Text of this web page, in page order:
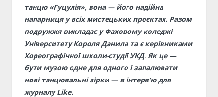
танцю «Гуцулія», вона — його надійна
напарниця у всіх мистецьких проєктах. Разом
подружжя викладає у Фаховому коледжі
Університету Короля Данила та є керівниками
Хореографічної школи-студії УКД. Як це —
бути музою одне для одного і запалювати
нові танцювальні зірки — в інтерв’ю для
журналу Like.